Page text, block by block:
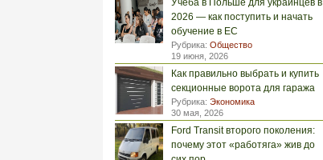
Учёба в Польше для украинцев в
2026 — как поступить и начать
обучение в ЕС
Рубрика: Общество
19 июня, 2026
Как правильно выбрать и купить
секционные ворота для гаража
Рубрика: Экономика
30 мая, 2026
Ford Transit второго поколения:
почему этот «работяга» жив до